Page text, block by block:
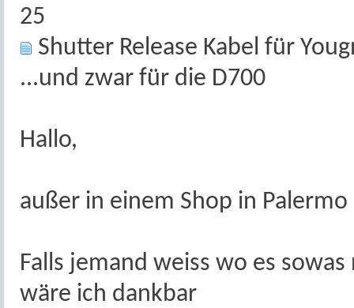
25
Shutter Release Kabel für
...und zwar für die D700
Hallo,
außer in einem Shop in
Falls jemand weiss wo es
wäre ich dankbar